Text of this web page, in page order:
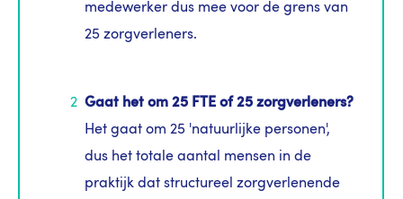
medewerker dus mee voor de grens van
25 zorgverleners.
Gaat het om 25 FTE of 25 zorgverleners?
Het gaat om 25 'natuurlijke personen',
dus het totale aantal mensen in de
praktijk dat structureel zorgverlenende